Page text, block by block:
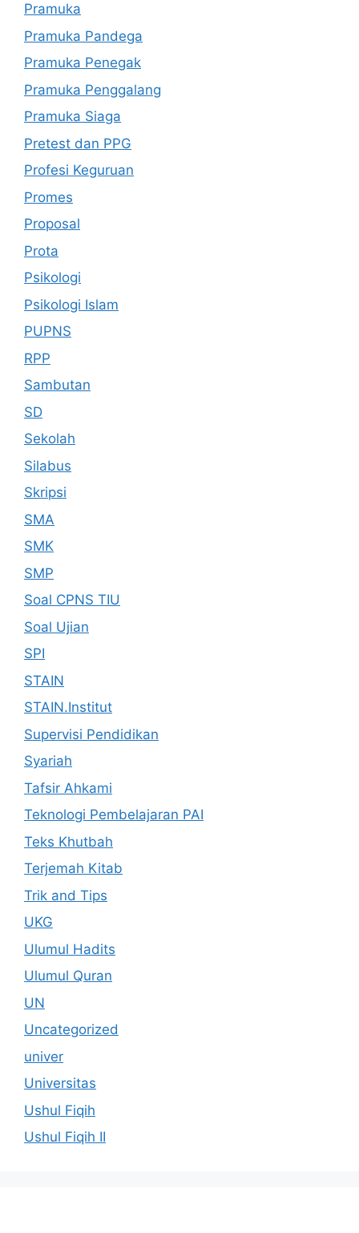
Pramuka
Pramuka Pandega
Pramuka Penegak
Pramuka Penggalang
Pramuka Siaga
Pretest dan PPG
Profesi Keguruan
Promes
Proposal
Prota
Psikologi
Psikologi Islam
PUPNS
RPP
Sambutan
SD
Sekolah
Silabus
Skripsi
SMA
SMK
SMP
Soal CPNS TIU
Soal Ujian
SPI
STAIN
STAIN.Institut
Supervisi Pendidikan
Syariah
Tafsir Ahkami
Teknologi Pembelajaran PAI
Teks Khutbah
Terjemah Kitab
Trik and Tips
UKG
Ulumul Hadits
Ulumul Quran
UN
Uncategorized
univer
Universitas
Ushul Fiqih
Ushul Fiqih II